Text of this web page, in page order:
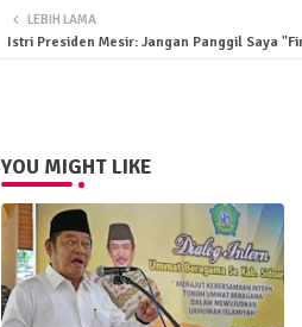
LEBIH LAMA
Istri Presiden Mesir: Jangan Panggil Saya
YOU MIGHT LIKE